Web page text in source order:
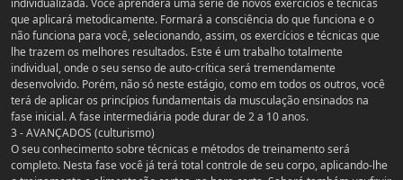
individualizada. Você aprenderá uma série de novos exercícios e técnicas
que aplicará metodicamente. Formará a consciência do que funciona e o
não funciona para você, selecionando, assim, os exercícios e técnicas que
lhe trazem os melhores resultados. Este é um trabalho totalmente
individual, onde o seu senso de auto-crítica será tremendamente
desenvolvido. Porém, não só neste estágio, como em todos os outros, você
terá de aplicar os princípios fundamentais da musculação ensinados na
fase inicial. A fase intermediária pode durar de 2 a 10 anos.
3 - AVANÇADOS (culturismo)
O seu conhecimento sobre técnicas e métodos de treinamento será
completo. Nesta fase você já terá total controle de seu corpo, aplicando-lhe